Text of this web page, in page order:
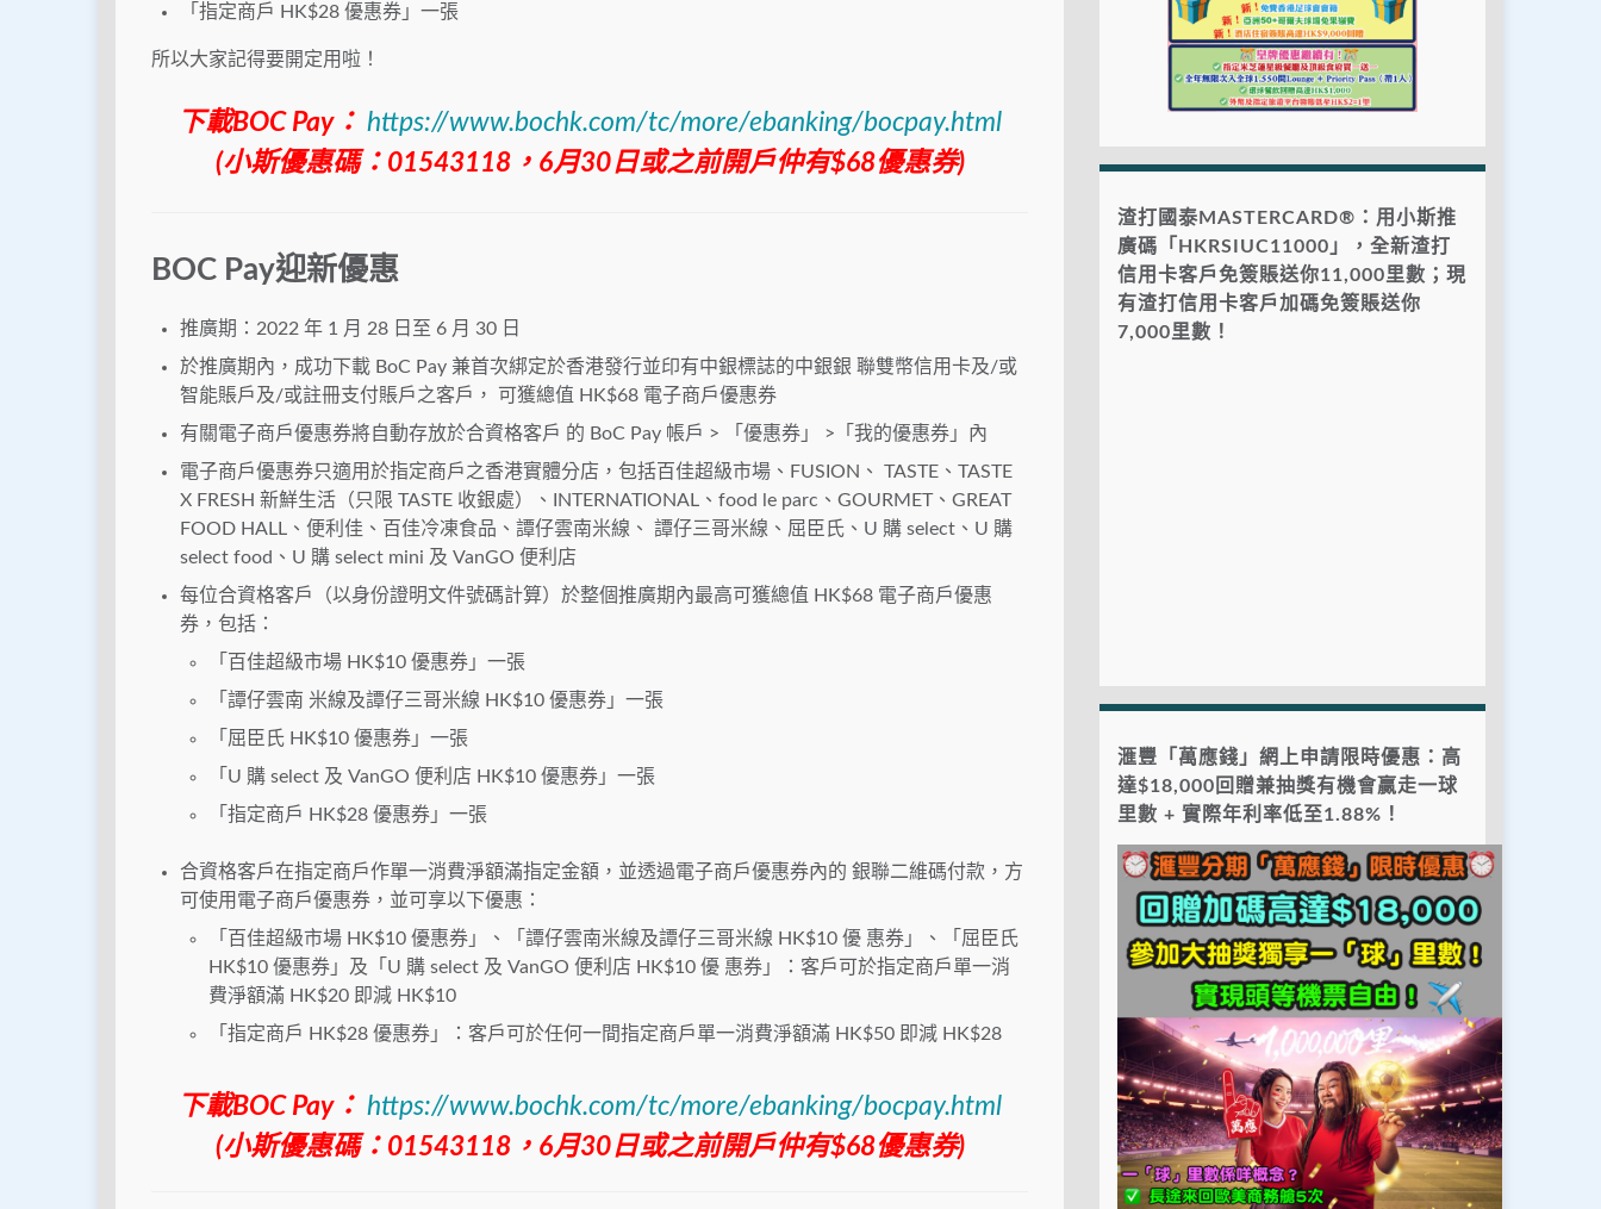
「指定商戶 HK$28 優惠券」一張
所以大家記得要開定用啦！
下載BOC Pay： https://www.bochk.com/tc/more/ebanking/bocpay.html
(小斯優惠碼：01543118，6月30日或之前開戶仲有$68優惠券)
BOC Pay迎新優惠
推廣期：2022 年 1 月 28 日至 6 月 30 日
於推廣期內，成功下載 BoC Pay 兼首次綁定於香港發行並印有中銀標誌的中銀銀 聯雙幣信用卡及/或
智能賬戶及/或註冊支付賬戶之客戶， 可獲總值 HK$68 電子商戶優惠券
有關電子商戶優惠券將自動存放於合資格客戶 的 BoC Pay 帳戶 > 「優惠券」 >「我的優惠券」內
電子商戶優惠券只適用於指定商戶之香港實體分店，包括百佳超級市場、FUSION、 TASTE、TASTE
X FRESH 新鮮生活（只限 TASTE 收銀處）、INTERNATIONAL、food le parc、GOURMET、GREAT
FOOD HALL、便利佳、百佳冷凍食品、譚仔雲南米線、 譚仔三哥米線、屈臣氏、U 購 select、U 購
select food、U 購 select mini 及 VanGO 便利店
每位合資格客戶（以身份證明文件號碼計算）於整個推廣期內最高可獲總值 HK$68 電子商戶優惠
券，包括：
「百佳超級市場 HK$10 優惠券」一張
「譚仔雲南 米線及譚仔三哥米線 HK$10 優惠券」一張
「屈臣氏 HK$10 優惠券」一張
「U 購 select 及 VanGO 便利店 HK$10 優惠券」一張
「指定商戶 HK$28 優惠券」一張
合資格客戶在指定商戶作單一消費淨額滿指定金額，並透過電子商戶優惠券內的 銀聯二維碼付款，方
可使用電子商戶優惠券，並可享以下優惠：
「百佳超級市場 HK$10 優惠券」、「譚仔雲南米線及譚仔三哥米線 HK$10 優 惠券」、「屈臣氏
HK$10 優惠券」及「U 購 select 及 VanGO 便利店 HK$10 優 惠券」：客戶可於指定商戶單一消
費淨額滿 HK$20 即減 HK$10
「指定商戶 HK$28 優惠券」：客戶可於任何一間指定商戶單一消費淨額滿 HK$50 即減 HK$28
下載BOC Pay： https://www.bochk.com/tc/more/ebanking/bocpay.html
(小斯優惠碼：01543118，6月30日或之前開戶仲有$68優惠券)
渣打國泰MASTERCARD®：用小斯推
廣碼「HKRSIUC11000」，全新渣打
信用卡客戶免簽賬送你11,000里數；現
有渣打信用卡客戶加碼免簽賬送你
7,000里數！
滙豐「萬應錢」網上申請限時優惠：高
達$18,000回贈兼抽獎有機會贏走一球
里數 + 實際年利率低至1.88%！